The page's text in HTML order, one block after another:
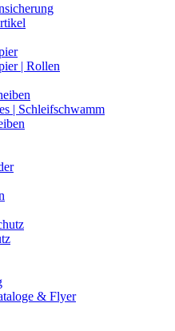
| Rollen
| Schleifschwamm
& Flyer